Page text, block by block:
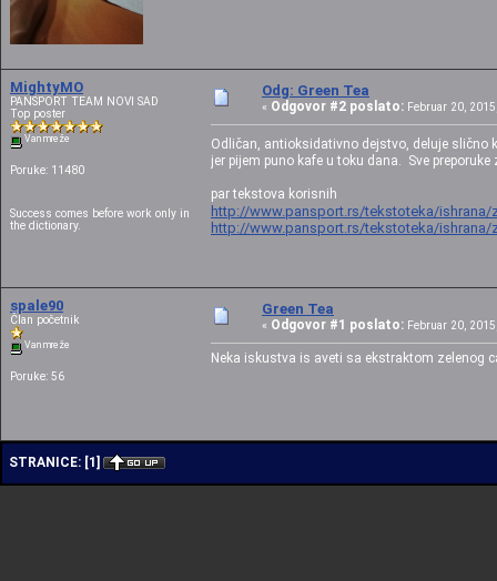
MightyMO
PANSPORT TEAM NOVI SAD
Top poster
Van mreže
Poruke: 11480
Success comes before work only in
the dictionary.
Odg: Green Tea
« Odgovor #2 poslato: Februar 20,
Odličan, antioksidativno dejstvo, deluje slično
jer pijem puno kafe u toku dana. Sve preporuke
par tekstova korisnih
http://www.pansport.rs/tekstoteka/ishrana/
http://www.pansport.rs/tekstoteka/ishrana/
spale90
Član početnik
Van mreže
Poruke: 56
Green Tea
« Odgovor #1 poslato: Februar 20,
Neka iskustva is aveti sa ekstraktom zelenog
STRANICE: [1 ]